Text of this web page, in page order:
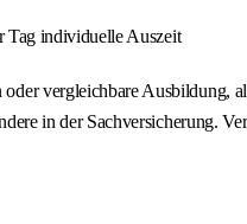
Tag individuelle Auszeit
vergleichbare Ausbildung,
in der Sachversicherung.